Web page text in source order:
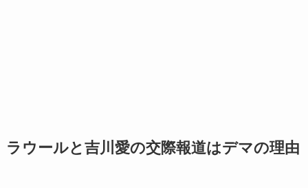
ラウールと吉川愛の交際報道はデマの理由